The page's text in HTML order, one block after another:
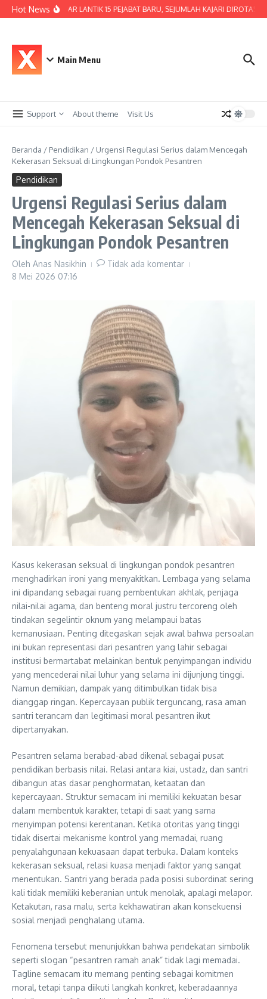
Lewati ke konten
Hot News
KAJATI JABAR LANTIK 15 PEJABAT BARU, SEJUMLAH KAJARI DIROTASI
Main Menu
Support About theme Visit Us
Beranda / Pendidikan / Urgensi Regulasi Serius dalam Mencegah
Kekerasan Seksual di Lingkungan Pondok Pesantren
Pendidikan
Urgensi Regulasi Serius dalam
Mencegah Kekerasan Seksual di
Lingkungan Pondok Pesantren
Oleh Anas Nasikhin
Tidak ada komentar
8 Mei 2026 07:16
Kasus kekerasan seksual di lingkungan pondok pesantren
menghadirkan ironi yang menyakitkan. Lembaga yang selama
ini dipandang sebagai ruang pembentukan akhlak, penjaga
nilai-nilai agama, dan benteng moral justru tercoreng oleh
tindakan segelintir oknum yang melampaui batas
kemanusiaan. Penting ditegaskan sejak awal bahwa persoalan
ini bukan representasi dari pesantren yang lahir sebagai
institusi bermartabat melainkan bentuk penyimpangan individu
yang mencederai nilai luhur yang selama ini dijunjung tinggi.
Namun demikian, dampak yang ditimbulkan tidak bisa
dianggap ringan. Kepercayaan publik terguncang, rasa aman
santri terancam dan legitimasi moral pesantren ikut
dipertanyakan.
Pesantren selama berabad-abad dikenal sebagai pusat
pendidikan berbasis nilai. Relasi antara kiai, ustadz, dan santri
dibangun atas dasar penghormatan, ketaatan dan
kepercayaan. Struktur semacam ini memiliki kekuatan besar
dalam membentuk karakter, tetapi di saat yang sama
menyimpan potensi kerentanan. Ketika otoritas yang tinggi
tidak disertai mekanisme kontrol yang memadai, ruang
penyalahgunaan kekuasaan dapat terbuka. Dalam konteks
kekerasan seksual, relasi kuasa menjadi faktor yang sangat
menentukan. Santri yang berada pada posisi subordinat sering
kali tidak memiliki keberanian untuk menolak, apalagi melapor.
Ketakutan, rasa malu, serta kekhawatiran akan konsekuensi
sosial menjadi penghalang utama.
Fenomena tersebut menunjukkan bahwa pendekatan simbolik
seperti slogan “pesantren ramah anak” tidak lagi memadai.
Tagline semacam itu memang penting sebagai komitmen
moral, tetapi tanpa diikuti langkah konkret, keberadaannya